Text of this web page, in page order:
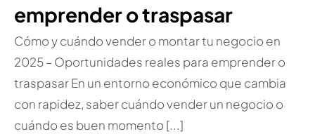
emprender o traspasar
Cómo y cuándo vender o montar tu negocio en
2025 – Oportunidades reales para emprender o
traspasar En un entorno económico que cambia
con rapidez, saber cuándo vender un negocio o
cuándo es buen momento [...]